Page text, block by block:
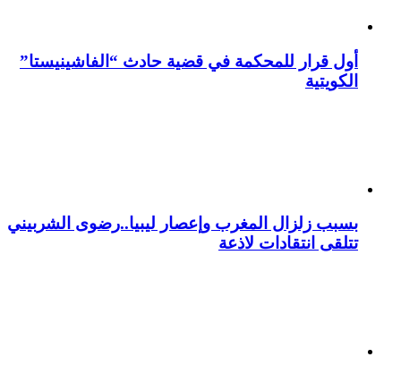
أول قرار للمحكمة في قضية حادث “الفاشينيستا”
الكويتية
بسبب زلزال المغرب وإعصار ليبيا..رضوى الشربيني
تتلقى انتقادات لاذعة